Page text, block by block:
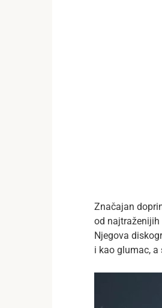
Značajan
od
Njegova
i kao glumac,